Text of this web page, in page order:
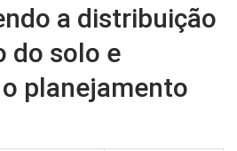
a distribuição
do solo e
planejamento